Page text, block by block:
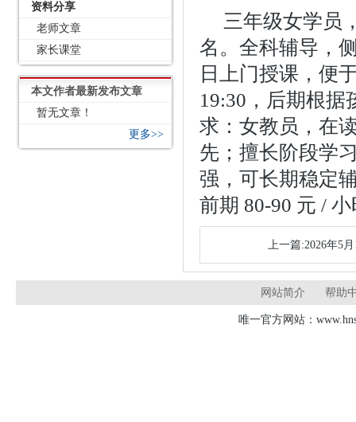
资料分享
老师文章
家长课堂
本文作者最新发布文章
暂无文章！
更多>>
三年级女学员
名。全科辅导，
日上门授课，便
19:30，后期根
求：女教员，在
先；擅长阶段学
强，可长期稳定
前期 80-90 元 /
上一篇:2026年5
网站简介 帮助
唯一官方网站：